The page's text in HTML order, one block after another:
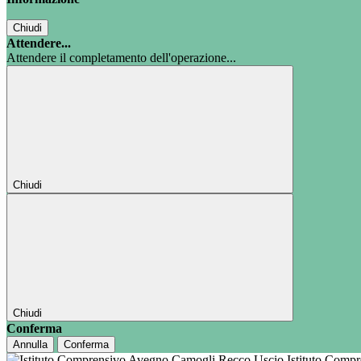
Chiudi
Attendere...
Attendere il completamento dell'operazione...
Chiudi
Chiudi
Conferma
Annulla Conferma